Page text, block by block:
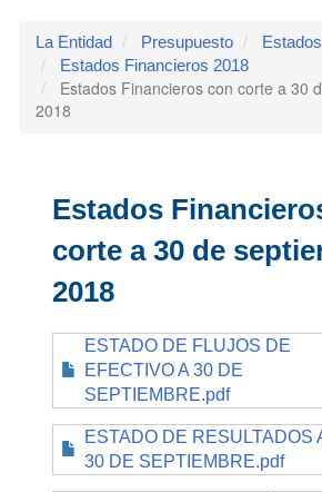
La Entidad Presupuesto
Estados Financieros 2018
Estados Financieros con corte a 30
2018
Estados
corte a 30 de
2018
ESTADO DE FLUJOS DE
EFECTIVO A 30 DE
SEPTIEMBRE.pdf
ESTADO DE RESULTADOS
30 DE SEPTIEMBRE.pdf